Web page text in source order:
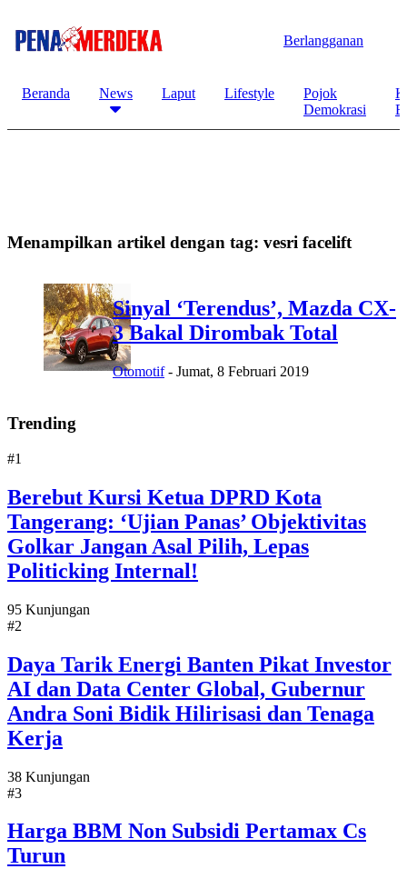
Berlangganan
Beranda News Laput Lifestyle
Pojok
Demokrasi
Menampilkan artikel dengan tag: vesri facelift
Sinyal ‘Terendus’, Mazda CX-
3 Bakal Dirombak Total
Otomotif - Jumat, 8 Februari 2019
Trending
#1
Berebut Kursi Ketua DPRD Kota
Tangerang: ‘Ujian Panas’ Objektivitas
Golkar Jangan Asal Pilih, Lepas
Politicking Internal!
95 Kunjungan
#2
Daya Tarik Energi Banten Pikat Investor
AI dan Data Center Global, Gubernur
Andra Soni Bidik Hilirisasi dan Tenaga
Kerja
38 Kunjungan
#3
Harga BBM Non Subsidi Pertamax Cs
Turun